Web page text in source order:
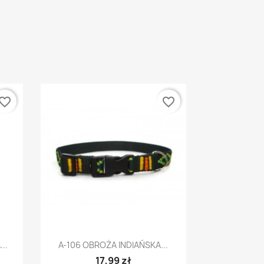
Szybki podgląd
A-106 OBROŻA INDIAŃSKA...
17,99 zł
favorite_border